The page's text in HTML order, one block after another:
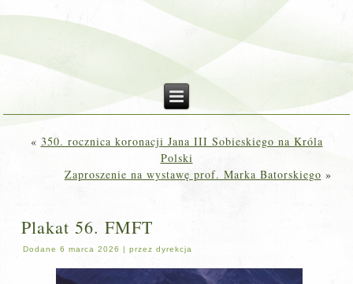
« 350. rocznica koronacji Jana III Sobieskiego na Króla
Polski
Zaproszenie na wystawę prof. Marka Batorskiego »
Plakat 56. FMFT
Dodane 6 marca 2026 |przez dyrekcja